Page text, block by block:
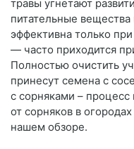
травы угнетают
питательные
эффективна только
— часто приходится
Полностью очистить
принесут семена с
с сорняками –
от сорняков в
нашем обзоре.